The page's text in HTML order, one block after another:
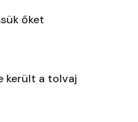
őket
került a tolvaj